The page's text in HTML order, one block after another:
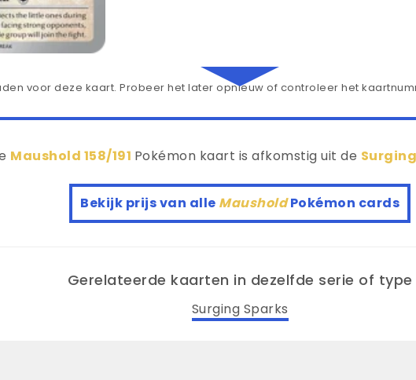
voor deze kaart. Probeer het later opnieuw of controleer het
Maushold 158/191 Pokémon kaart is afkomstig uit de
Bekijk prijs van alle MausholdPokémon cards
Gerelateerde kaarten in dezelfde serie of type
Surging Sparks